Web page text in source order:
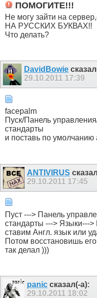
ПОМОГИТЕ!!!
Не могу зайти на
НА РУССКИХ БУКВАХ!!
Что делать?
DavidBowie
29.10.2011 17:39
facepalm
Пуск/Панель
стандарты
и поставь по умолчанию
ANTIVIRUS
29.10.2011 17:45
Пуст ---> Панель
стандарты ---> Языки---
ставим Англ. язык или
Потом восстановишь
так делал )))
panic сказал(-а):
29.10.2011 18:02